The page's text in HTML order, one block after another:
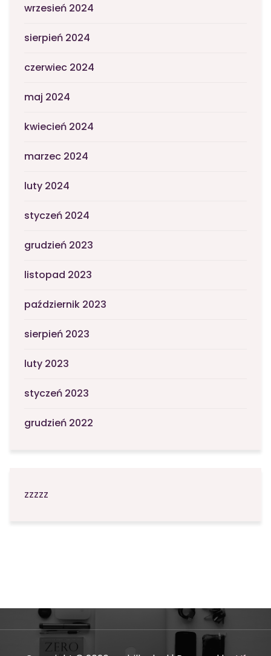
wrzesień 2024
sierpień 2024
czerwiec 2024
maj 2024
kwiecień 2024
marzec 2024
luty 2024
styczeń 2024
grudzień 2023
listopad 2023
październik 2023
sierpień 2023
luty 2023
styczeń 2023
grudzień 2022
zzzzz